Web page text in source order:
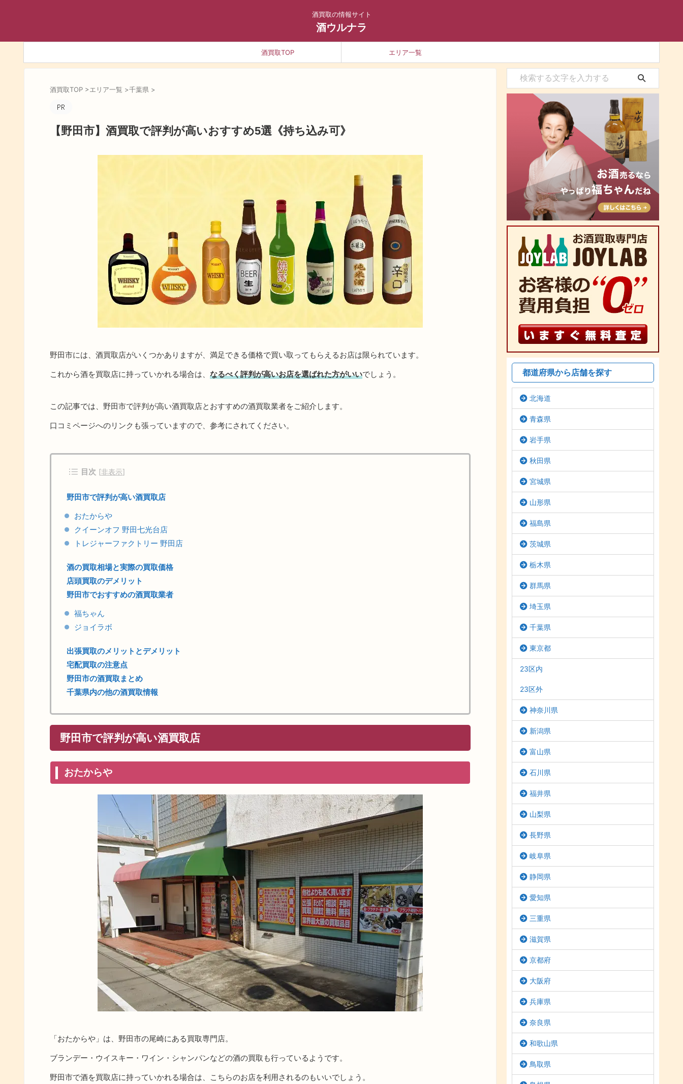
酒買取の情報サイト
酒ウルナラ
酒買取TOP エリア一覧
酒買取TOP >エリア一覧 >千葉県 >
【野田市】酒買取で評判が高いおすすめ5選《持ち込み可》
野田市には、酒買取店がいくつかありますが、満足できる価格で買い取ってもらえるお店は限られています。
これから酒を買取店に持っていかれる場合は、 なるべく評判が高いお店を選ばれた方がいいでしょう。
この記事では、野田市で評判が高い酒買取店とおすすめの酒買取業者をご紹介します。
口コミページへのリンクも張っていますので、参考にされてください。
目次 [非表示]
野田市で評判が高い酒買取店
おたからや
クイーンオフ 野田七光台店
トレジャーファクトリー 野田店
酒の買取相場と実際の買取価格
店頭買取のデメリット
野田市でおすすめの酒買取業者
福ちゃん
ジョイラボ
出張買取のメリットとデメリット
宅配買取の注意点
野田市の酒買取まとめ
千葉県内の他の酒買取情報
野田市で評判が高い酒買取店
おたからや
「おたからや」は、野田市の尾崎にある買取専門店。
ブランデー・ウイスキー・ワイン・シャンパンなどの酒の買取も行っているようです。
野田市で酒を買取店に持っていかれる場合は、こちらのお店を利用されるのもいいでしょう。
都道府県から店舗を探す
北海道
青森県
岩手県
秋田県
宮城県
山形県
福島県
茨城県
栃木県
群馬県
埼玉県
千葉県
東京都
23区内
23区外
神奈川県
新潟県
富山県
石川県
福井県
山梨県
長野県
岐阜県
静岡県
愛知県
三重県
滋賀県
京都府
大阪府
兵庫県
奈良県
和歌山県
鳥取県